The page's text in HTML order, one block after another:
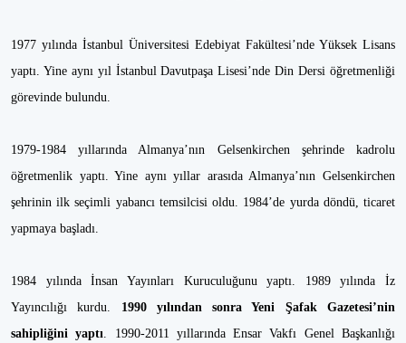
1977 yılında İstanbul Üniversitesi Edebiyat Fakültesi’nde Yüksek Lisans
yaptı. Yine aynı yıl İstanbul Davutpaşa Lisesi’nde Din Dersi öğretmenliği
görevinde bulundu.
1979-1984 yıllarında Almanya’nın Gelsenkirchen şehrinde kadrolu
öğretmenlik yaptı. Yine aynı yıllar arasıda Almanya’nın Gelsenkirchen
şehrinin ilk seçimli yabancı temsilcisi oldu. 1984’de yurda döndü, ticaret
yapmaya başladı.
1984 yılında İnsan Yayınları Kuruculuğunu yaptı. 1989 yılında İz
Yayıncılığı kurdu. 1990 yılından sonra Yeni Şafak Gazetesi’nin
sahipliğini yaptı. 1990-2011 yıllarında Ensar Vakfı Genel Başkanlığı